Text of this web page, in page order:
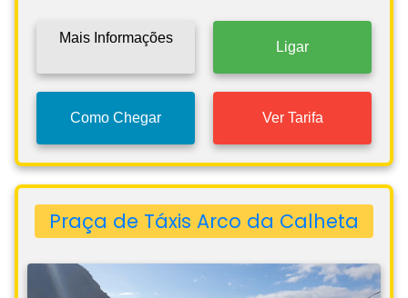
Mais Informações
Ligar
Como Chegar Ver Tarifa
Praça de Táxis Arco da Calheta